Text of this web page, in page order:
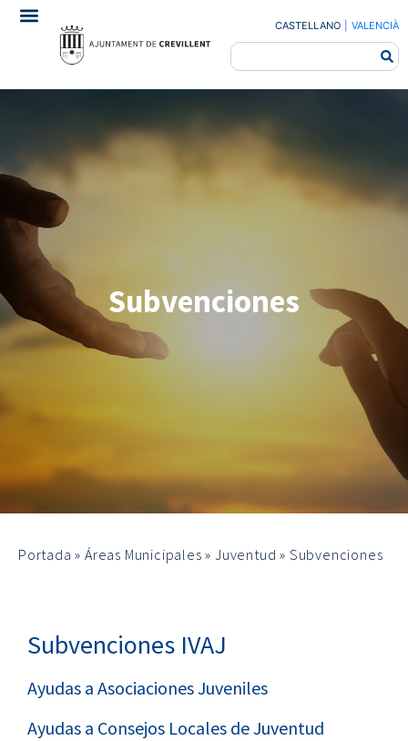
CASTELLANO VALENCIÀ
Subvenciones
Portada »Áreas Municipales »Juventud » Subvenciones
Subvenciones IVAJ
Ayudas a Asociaciones Juveniles
Ayudas a Consejos Locales de Juventud